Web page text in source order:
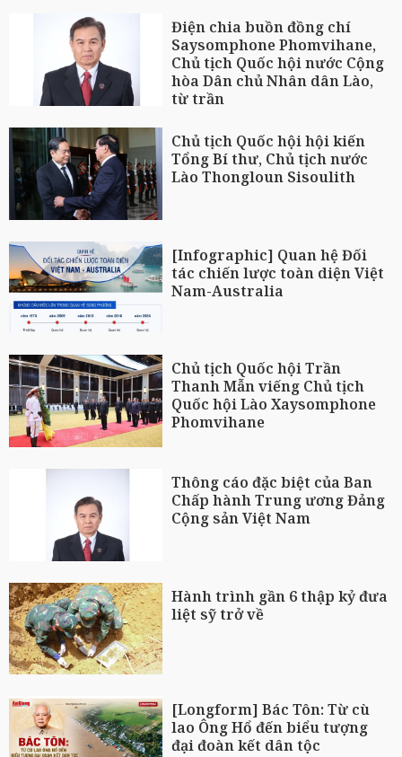
Điện chia buồn đồng chí
Saysomphone Phomvihane,
Chủ tịch Quốc hội nước Cộng
hòa Dân chủ Nhân dân Lào,
từ trần
Chủ tịch Quốc hội hội kiến
Tổng Bí thư, Chủ tịch nước
Lào Thongloun Sisoulith
[Infographic] Quan hệ Đối
tác chiến lược toàn diện Việt
Nam-Australia
Chủ tịch Quốc hội Trần
Thanh Mẫn viếng Chủ tịch
Quốc hội Lào Xaysomphone
Phomvihane
Thông cáo đặc biệt của Ban
Chấp hành Trung ương Đảng
Cộng sản Việt Nam
Hành trình gần 6 thập kỷ đưa
liệt sỹ trở về
[Longform] Bác Tôn: Từ cù
lao Ông Hổ đến biểu tượng
đại đoàn kết dân tộc